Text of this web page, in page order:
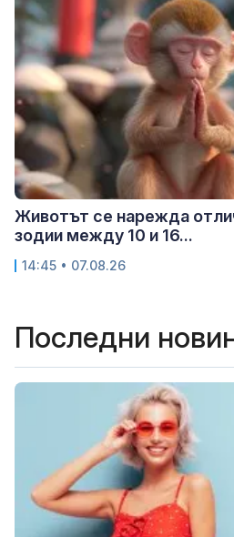
Животът се нарежда
зодии между 10 и 16...
14:45 • 07.08.26
Последни